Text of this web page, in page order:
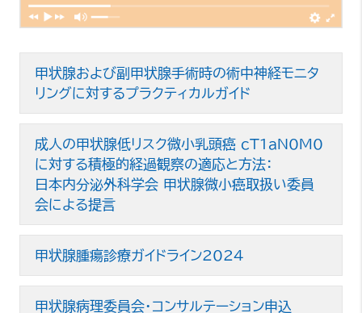
甲状腺および副甲状腺手術時の術中神経モニタ
リングに対するプラクティカルガイド
成人の甲状腺低リスク微小乳頭癌 cT1aN0M0
に対する積極的経過観察の適応と方法：
日本内分泌外科学会 甲状腺微小癌取扱い委員
会による提言
甲状腺腫瘍診療ガイドライン2024
甲状腺病理委員会・コンサルテーション申込